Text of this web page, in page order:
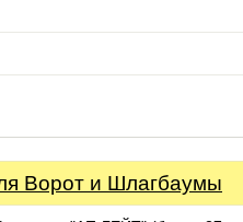
Ворот и Шлагбаумы